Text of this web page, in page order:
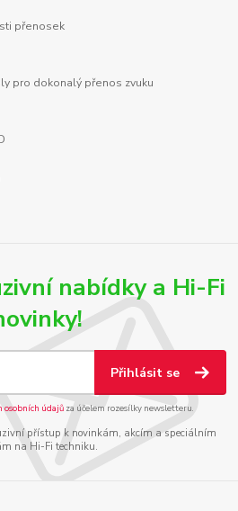
přenosek
pro dokonalý přenos zvuku
nabídky a Hi-Fi
Přihlásit se
osobních údajůza účelem rozesílky newsletteru.
přístup k novinkám, akcím a speciálním
na Hi-Fi techniku.